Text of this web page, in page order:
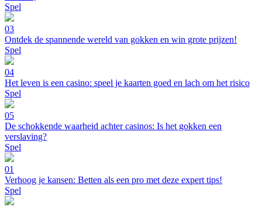
Spel
03
Ontdek de spannende wereld van gokken en win grote prijzen!
Spel
04
Het leven is een casino: speel je kaarten goed en lach om het risico
Spel
05
De schokkende waarheid achter casinos: Is het gokken een
verslaving?
Spel
01
Verhoog je kansen: Betten als een pro met deze expert tips!
Spel